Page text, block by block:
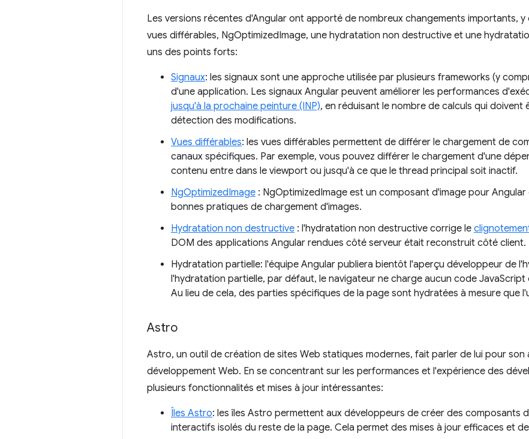
Les versions récentes d'Angular ont apporté de nombreux changements importants, y
vues différables, NgOptimizedImage, une hydratation non destructive et une
uns des points forts:
Signaux: les signaux sont une approche utilisée par plusieurs frameworks (y
d'une application. Les signaux Angular peuvent améliorer les performances
jusqu'à la prochaine peinture (INP), en réduisant le nombre de calculs qui doivent
détection des modifications.
Vues différables: les vues différables permettent de différer le chargement de
canaux spécifiques. Par exemple, vous pouvez différer le chargement d'une
contenu entre dans le viewport ou jusqu'à ce que le thread principal soit inactif.
NgOptimizedImage : NgOptimizedImage est un composant d'image pour
bonnes pratiques de chargement d'images.
Hydratation non destructive : l'hydratation non destructive corrige le
DOM des applications Angular rendues côté serveur était reconstruit côté client.
Hydratation partielle: l'équipe Angular publiera bientôt l'aperçu développeur de
l'hydratation partielle, par défaut, le navigateur ne charge aucun code JavaScript
Au lieu de cela, des parties spécifiques de la page sont hydratées à mesure que
Astro
Astro, un outil de création de sites Web statiques modernes, fait parler de lui pour
développement Web. En se concentrant sur les performances et l'expérience des
plusieurs fonctionnalités et mises à jour intéressantes:
Îles Astro: les îles Astro permettent aux développeurs de créer des composants
interactifs isolés du reste de la page. Cela permet des mises à jour efficaces et